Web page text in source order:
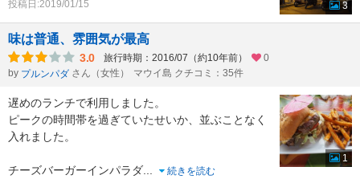
投稿日:2019/01/15
3
味は普通、雰囲気が最高
3.0 旅行時期：2016/07（約10年前）
0
by プルンパダ さん（女性） マウイ島 クチコミ：35件
遅めのランチで利用しました。
ピークの時間帯を過ぎていたせいか、並ぶことなく
入れました。
チーズバーガーインパラダ...
続きを読む
1